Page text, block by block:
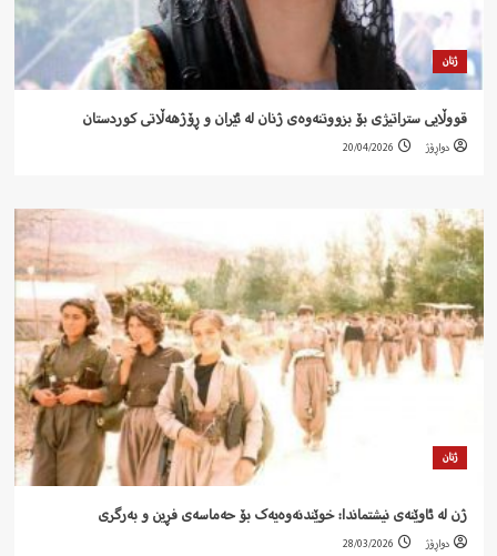
ژنان
قووڵایی ستراتیژی بۆ بزووتنەوەی ژنان لە ئێران و ڕۆژهەڵاتی کوردستان
دواڕۆژ 20/04/2026
ژنان
ژن لە ئاوێنەی نیشتماندا: خوێندنەوەیەک بۆ حەماسەی فڕین و بەرگری
دواڕۆژ 28/03/2026